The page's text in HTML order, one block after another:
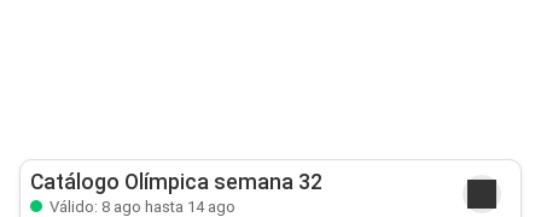
Catálogo Olímpica semana 32
Válido: 8 ago hasta 14 ago